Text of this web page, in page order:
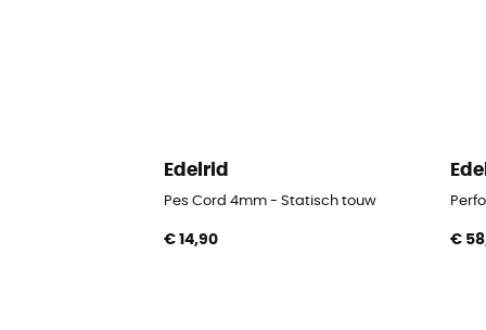
Edelrid
Pes Cord 4mm - Statisch touw
€ 14,90 €